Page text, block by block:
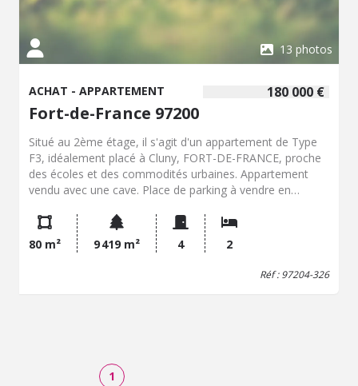
13 photos
180 000 €
ACHAT - APPARTEMENT
Fort-de-France 97200
Situé au 2ème étage, il s'agit d'un appartement de Type
F3, idéalement placé à Cluny, FORT-DE-FRANCE, proche
des écoles et des commodités urbaines. Appartement
vendu avec une cave. Place de parking à vendre en
sécurisé côté collège et un portail libre. Travaux de
rénovation à prévoir, prix négociable. Opportunité à saisir.
80 m² 9 419 m² 4 2
Réf : 97204-326
1